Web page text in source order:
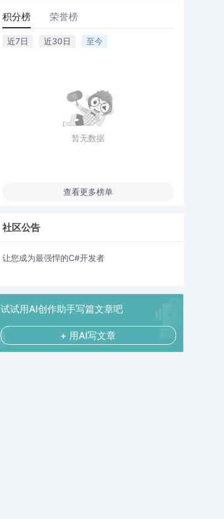
积分榜 荣誉榜
近7日 近30日 至今
暂无数据
查看更多榜单
社区公告
让您成为最强悍的C#开发者
试试用AI创作助手写篇文章吧
+ 用AI写文章